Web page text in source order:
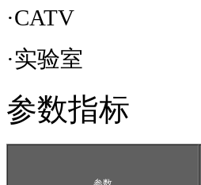
·CATV
·实验室
参数指标